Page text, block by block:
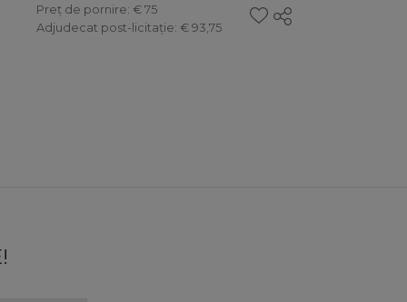
Preț de pornire: € 75
Adjudecat post-licitație: € 93,75